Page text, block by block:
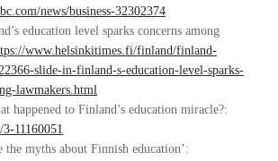
news/business-32302374
education level sparks concerns among
www.helsinkitimes.fi/finland/finland-
slide-in-finland-s-education-level-sparks-
lawmakers.html
happened to Finland’s education miracle?:
11160051
the myths about Finnish education’: